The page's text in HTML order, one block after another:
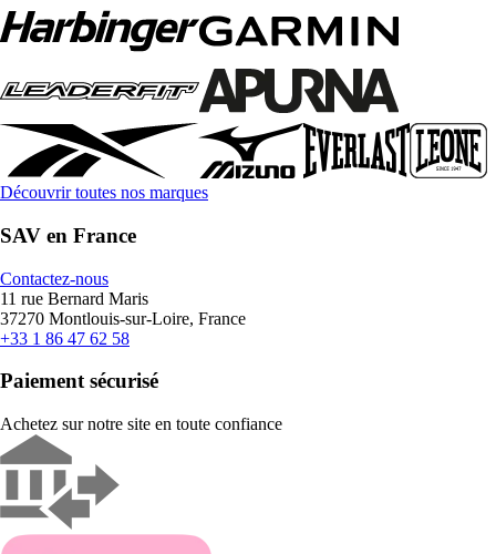
Découvrir toutes nos marques
SAV en France
Contactez-nous
11 rue Bernard Maris
37270 Montlouis-sur-Loire, France
+33 1 86 47 62 58
Paiement sécurisé
Achetez sur notre site en toute confiance